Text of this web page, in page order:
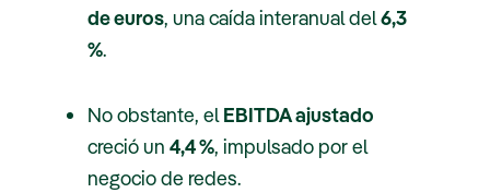
de euros, una caída interanual del6,3
%.
No obstante, elEBITDA ajustado
creció un 4,4 %, impulsado por el
negocio de redes.